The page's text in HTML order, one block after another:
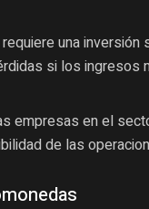
una inversión
si los ingresos
empresas en el
de las